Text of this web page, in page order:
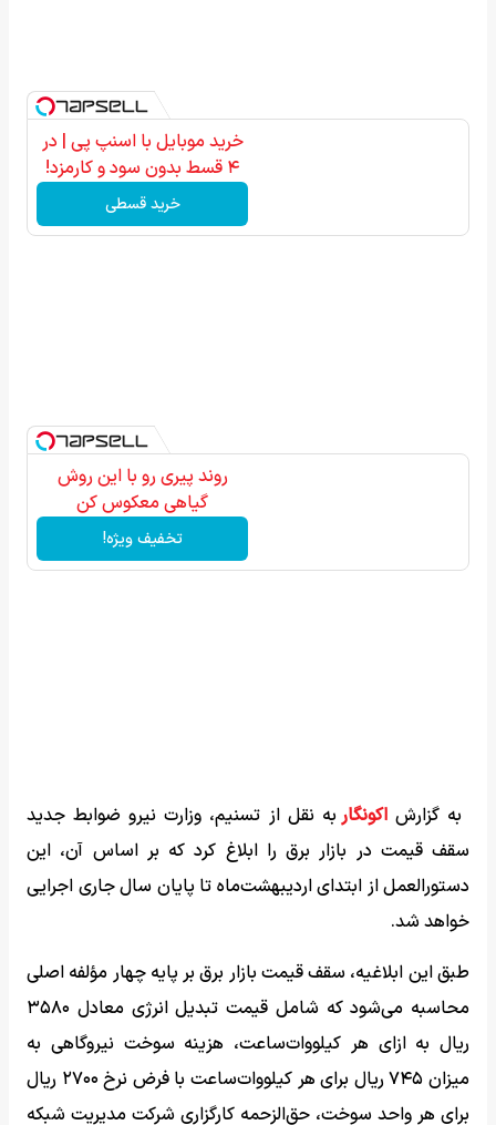
خرید موبایل با اسنپ پی | در
۴ قسط بدون سود و کارمزد!
خرید قسطی
روند پیری رو با این روش
گیاهی معکوس کن
تخفیف ویژه!
به گزارشاکونگار به نقل از تسنیم، وزارت نیرو ضوابط جدید
سقف قیمت در بازار برق را ابلاغ کرد که بر اساس آن، این
دستورالعمل از ابتدای اردیبهشت‌ماه تا پایان سال جاری اجرایی
خواهد شد.
طبق این ابلاغیه، سقف قیمت بازار برق بر پایه چهار مؤلفه اصلی
محاسبه می‌شود که شامل قیمت تبدیل انرژی معادل ۳۵۸۰
ریال به ازای هر کیلووات‌ساعت، هزینه سوخت نیروگاهی به
میزان ۷۴۵ ریال برای هر کیلووات‌ساعت با فرض نرخ ۲۷۰۰ ریال
برای هر واحد سوخت، حق‌الزحمه کارگزاری شرکت مدیریت شبکه